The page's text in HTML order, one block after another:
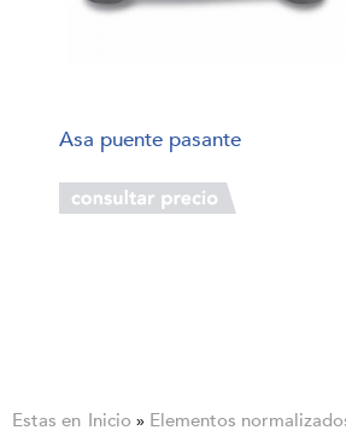
Asa puente pasante
Estas en Inicio » Elementos